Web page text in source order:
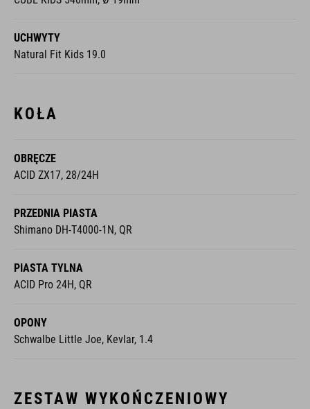
UCHWYTY
Natural Fit Kids 19.0
KOŁA
OBRĘCZE
ACID ZX17, 28/24H
PRZEDNIA PIASTA
Shimano DH-T4000-1N, QR
PIASTA TYLNA
ACID Pro 24H, QR
OPONY
Schwalbe Little Joe, Kevlar, 1.4
ZESTAW WYKOŃCZENIOWY